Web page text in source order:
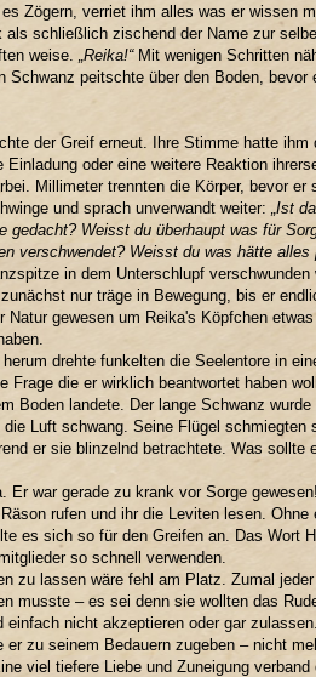
Zögern, verriet ihm alles was er wissen
als schließlich zischend der Name zur
weise.
„Reika!“Mit wenigen Schritten
Schwanz peitschte über den Boden,
der Greif erneut. Ihre Stimme hatte
Einladung oder eine weitere Reaktion
Millimeter trennten die Körper, bevor
und sprach unverwandt weiter:
„Ist
gedacht? Weisst du überhaupt was für
verschwendet? Weisst du was hätte
in dem Unterschlupf
nur träge in Bewegung, bis er
Natur gewesen um Reika's Köpfchen
drehte funkelten die Seelentore in
Frage die er wirklich beantwortet haben
Boden landete. Der lange Schwanz
Luft schwang. Seine Flügel
er sie blinzelnd betrachtete. Was sollte
Er war gerade zu krank vor Sorge
rufen und ihr die Leviten lesen.
es sich so für den Greifen an. Das Wort
so schnell verwenden.
zu lassen wäre fehl am Platz. Zumal
musste – es sei denn sie wollten das
einfach nicht akzeptieren oder gar
zu seinem Bedauern zugeben – nicht
viel tiefere Liebe und Zuneigung